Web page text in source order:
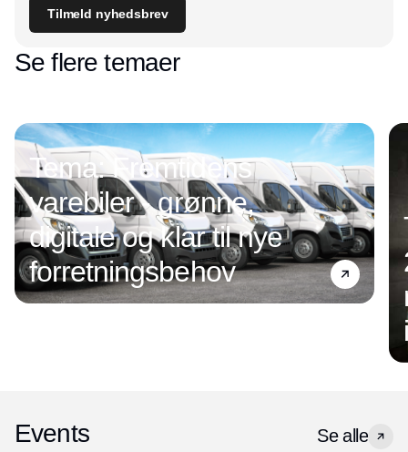
Tilmeld nyhedsbrev
Se flere temaer
Tema: Fremtidens
varebiler - grønne,
digitale og klar til nye
forretningsbehov
Events Se alle